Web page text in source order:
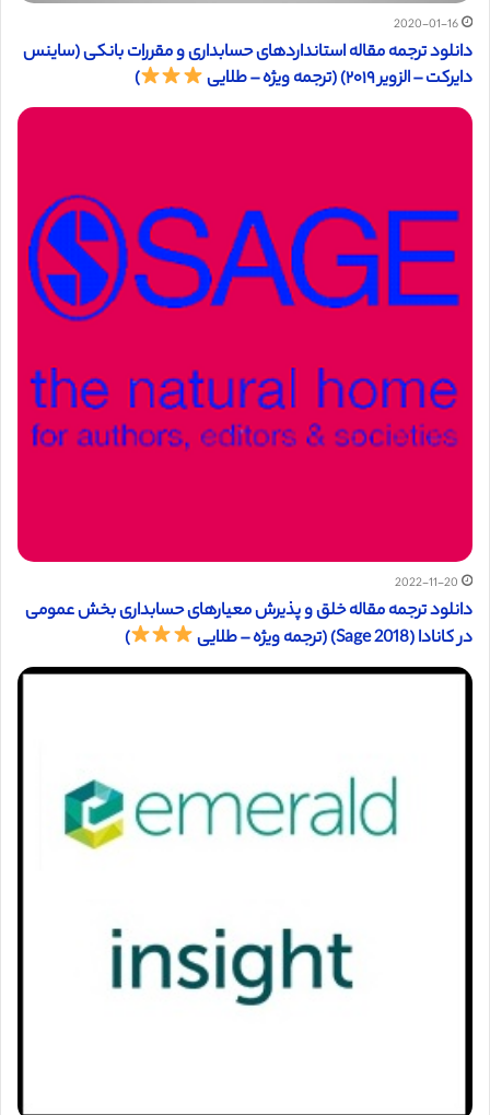
2020-01-16
دانلود ترجمه مقاله استانداردهای حسابداری و مقررات بانکی (ساینس
دایرکت – الزویر ۲۰۱۹) (ترجمه ویژه – طلایی
)
2022-11-20
دانلود ترجمه مقاله خلق و پذیرش معیارهای حسابداری بخش عمومی
در کانادا (Sage 2018) (ترجمه ویژه – طلایی
)